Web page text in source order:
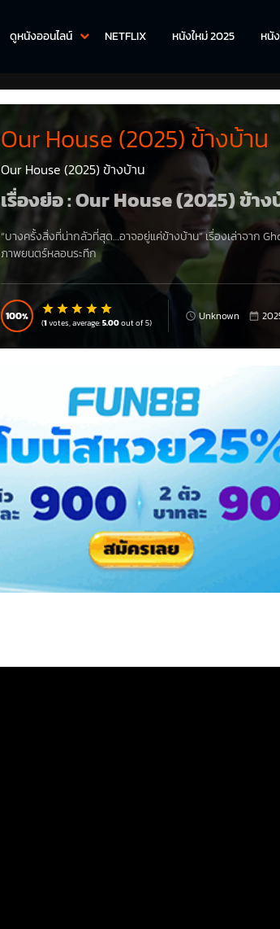
ดูหนังออนไลน์ NETFLIX หนังใหม่ 2025 หนั
Our House (2025) ข้างบ้าน
Our House (2025) ข้างบ้าน
เรื่องย่อ : Our House (2025) ข้าง
“บางครั้งสิ่งที่น่ากลัวที่สุด…อาจอยู่แค่ข้างบ้าน” เรื่องเล่าจาก
ภาพยนตร์หลอนระทึก
100 (1votes, average:5.00out of 5) Unknown